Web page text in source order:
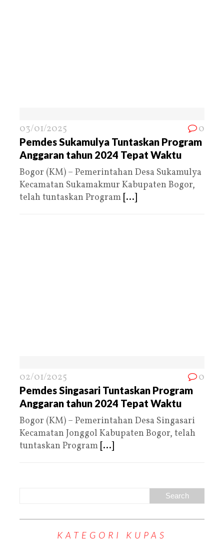
03/01/2025 0
Pemdes Sukamulya Tuntaskan Program
Anggaran tahun 2024 Tepat Waktu
Bogor (KM) – Pemerintahan Desa Sukamulya
Kecamatan Sukamakmur Kabupaten Bogor,
telah tuntaskan Program [...]
02/01/2025 0
Pemdes Singasari Tuntaskan Program
Anggaran tahun 2024 Tepat Waktu
Bogor (KM) – Pemerintahan Desa Singasari
Kecamatan Jonggol Kabupaten Bogor, telah
tuntaskan Program [...]
KATEGORI KUPAS